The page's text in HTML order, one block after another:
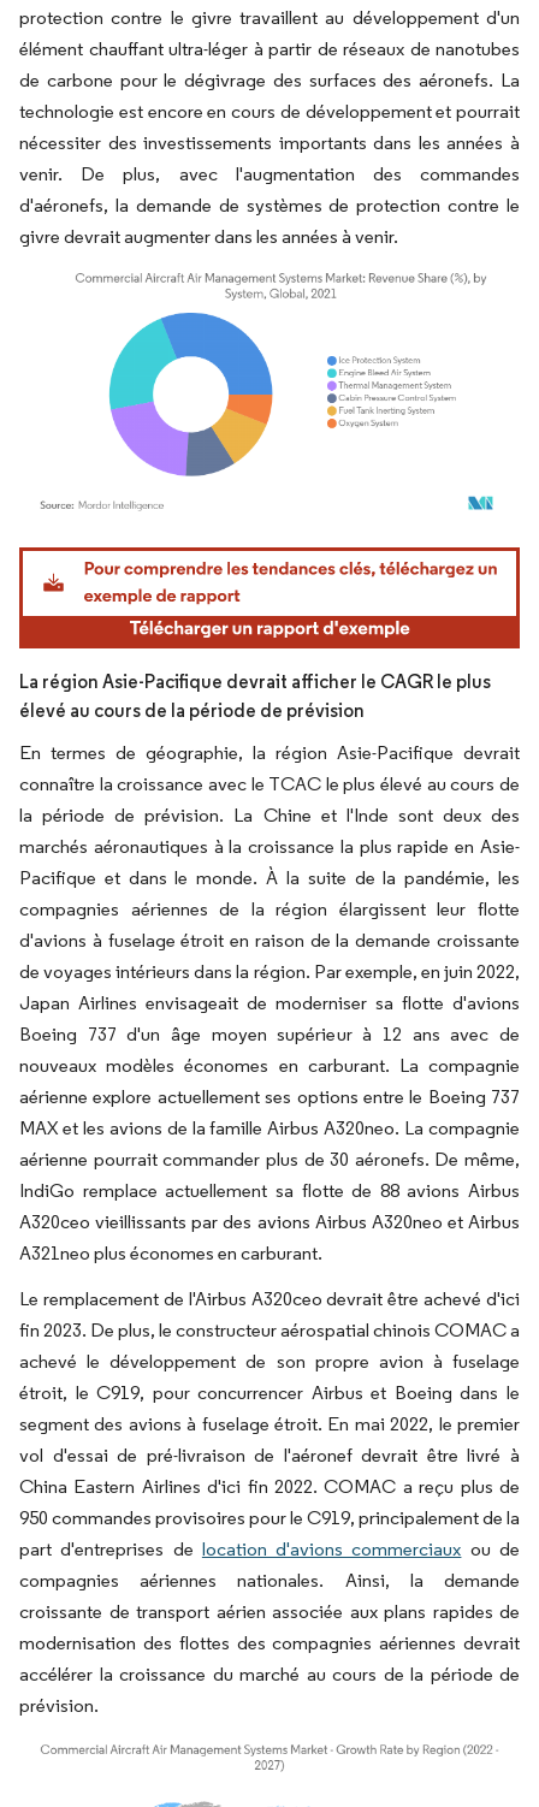
protection contre le givre travaillent au développement d'un
élément chauffant ultra-léger à partir de réseaux de nanotubes
de carbone pour le dégivrage des surfaces des aéronefs. La
technologie est encore en cours de développement et pourrait
nécessiter des investissements importants dans les années à
venir. De plus, avec l'augmentation des commandes
d'aéronefs, la demande de systèmes de protection contre le
givre devrait augmenter dans les années à venir.
Image © Mordor Intelligence. La réutilisation nécessite une attribution sous CC BY
La région Asie-Pacifique devrait afficher le CAGR le plus
élevé au cours de la période de prévision
En termes de géographie, la région Asie-Pacifique devrait
connaître la croissance avec le TCAC le plus élevé au cours de
la période de prévision. La Chine et l'Inde sont deux des
marchés aéronautiques à la croissance la plus rapide en Asie-
Pacifique et dans le monde. À la suite de la pandémie, les
compagnies aériennes de la région élargissent leur flotte
d'avions à fuselage étroit en raison de la demande croissante
de voyages intérieurs dans la région. Par exemple, en juin 2022,
Japan Airlines envisageait de moderniser sa flotte d'avions
Boeing 737 d'un âge moyen supérieur à 12 ans avec de
nouveaux modèles économes en carburant. La compagnie
aérienne explore actuellement ses options entre le Boeing 737
MAX et les avions de la famille Airbus A320neo. La compagnie
aérienne pourrait commander plus de 30 aéronefs. De même,
IndiGo remplace actuellement sa flotte de 88 avions Airbus
A320ceo vieillissants par des avions Airbus A320neo et Airbus
A321neo plus économes en carburant.
Le remplacement de l'Airbus A320ceo devrait être achevé d'ici
fin 2023. De plus, le constructeur aérospatial chinois COMAC a
achevé le développement de son propre avion à fuselage
étroit, le C919, pour concurrencer Airbus et Boeing dans le
segment des avions à fuselage étroit. En mai 2022, le premier
vol d'essai de pré-livraison de l'aéronef devrait être livré à
China Eastern Airlines d'ici fin 2022. COMAC a reçu plus de
950 commandes provisoires pour le C919, principalement de la
part d'entreprises de location d'avions commerciaux ou de
compagnies aériennes nationales. Ainsi, la demande
croissante de transport aérien associée aux plans rapides de
modernisation des flottes des compagnies aériennes devrait
accélérer la croissance du marché au cours de la période de
prévision.